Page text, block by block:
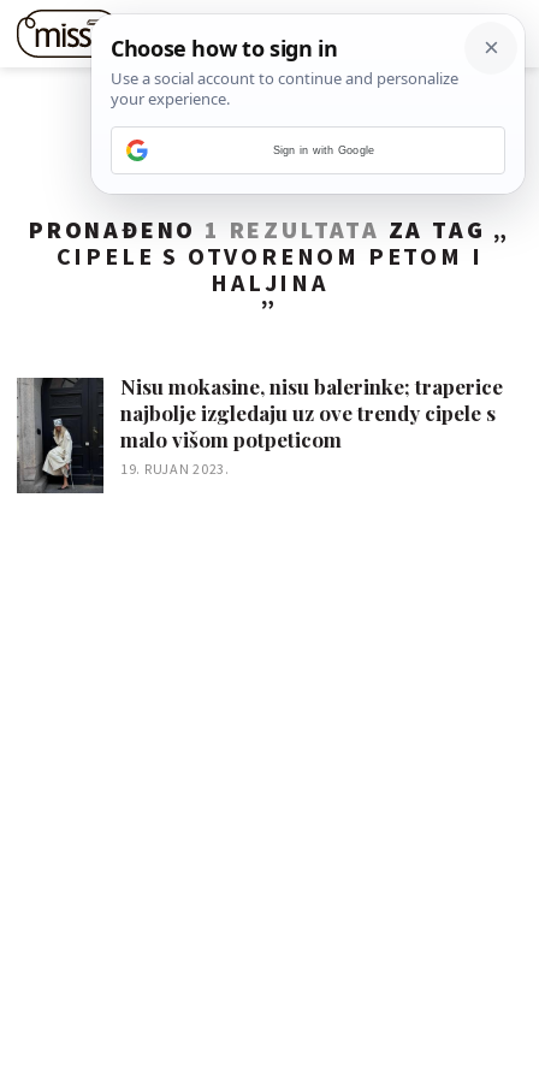
PRONAĐENO 1 REZULTATA ZA TAG „
CIPELE S OTVORENOM PETOM I
HALJINA
”
Nisu mokasine, nisu balerinke; traperice
najbolje izgledaju uz ove trendy cipele s
malo višom potpeticom
19. RUJAN 2023.
Sign in with Google